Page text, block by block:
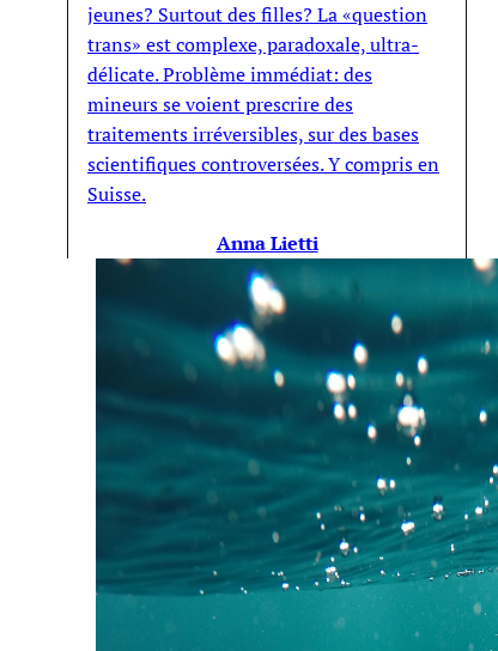
jeunes? Surtout des filles? La «question
trans» est complexe, paradoxale, ultra-
délicate. Problème immédiat: des
mineurs se voient prescrire des
traitements irréversibles, sur des bases
scientifiques controversées. Y compris en
Suisse.
Anna Lietti